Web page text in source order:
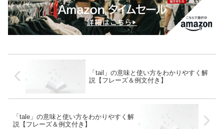
「tail」の意味と使い方をわかりやすく解
説【フレーズ＆例文付き】
「tale」の意味と使い方をわかりやすく解
説【フレーズ＆例文付き】